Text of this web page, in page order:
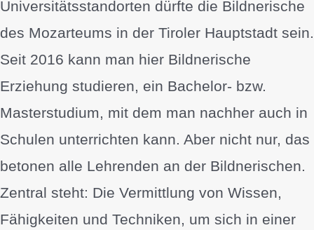
Universitätsstandorten dürfte die Bildnerische
des Mozarteums in der Tiroler Hauptstadt sein.
Seit 2016 kann man hier Bildnerische
Erziehung studieren, ein Bachelor- bzw.
Masterstudium, mit dem man nachher auch in
Schulen unterrichten kann. Aber nicht nur, das
betonen alle Lehrenden an der Bildnerischen.
Zentral steht: Die Vermittlung von Wissen,
Fähigkeiten und Techniken, um sich in einer